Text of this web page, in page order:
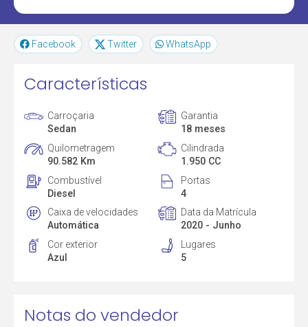
Facebook Twitter WhatsApp
Características
Carroçaria
Sedan
Garantia
18 meses
Quilometragem
90.582 Km
Cilindrada
1.950 CC
Combustível
Diesel
Portas
4
Caixa de velocidades
Automática
Data da Matrícula
2020 - Junho
Cor exterior
Azul
Lugares
5
Notas do vendedor